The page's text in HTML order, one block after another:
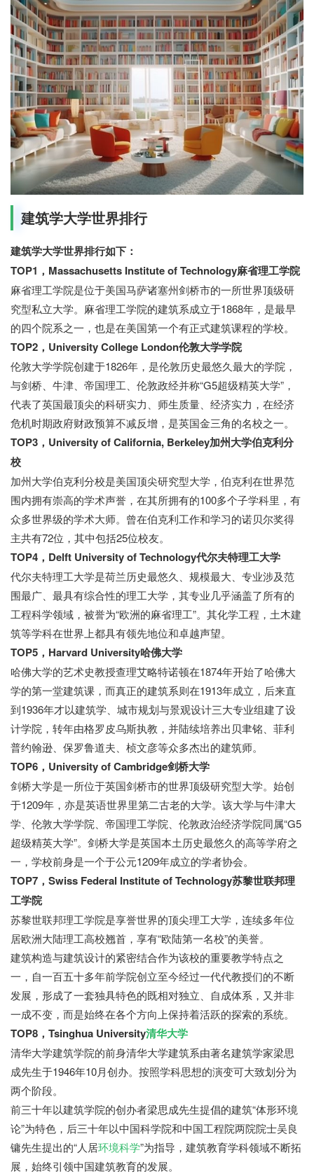
建筑学大学世界排行
建筑学大学世界排行如下：
TOP1，Massachusetts Institute of Technology麻省理工学院
麻省理工学院是位于美国马萨诸塞州剑桥市的一所世界顶级研
究型私立大学。麻省理工学院的建筑系成立于1868年，是最早
的四个院系之一，也是在美国第一个有正式建筑课程的学校。
TOP2，University College London伦敦大学学院
伦敦大学学院创建于1826年，是伦敦历史最悠久最大的学院，
与剑桥、牛津、帝国理工、伦敦政经并称“G5超级精英大学”，
代表了英国最顶尖的科研实力、师生质量、经济实力，在经济
危机时期政府财政预算不减反增，是英国金三角的名校之一。
TOP3，University of California, Berkeley加州大学伯克利分
校
加州大学伯克利分校是美国顶尖研究型大学，伯克利在世界范
围内拥有崇高的学术声誉，在其所拥有的100多个子学科里，有
众多世界级的学术大师。曾在伯克利工作和学习的诺贝尔奖得
主共有72位，其中包括25位校友。
TOP4，Delft University of Technology代尔夫特理工大学
代尔夫特理工大学是荷兰历史最悠久、规模最大、专业涉及范
围最广、最具有综合性的理工大学，其专业几乎涵盖了所有的
工程科学领域，被誉为“欧洲的麻省理工”。其化学工程，土木建
筑等学科在世界上都具有领先地位和卓越声望。
TOP5，Harvard University哈佛大学
哈佛大学的艺术史教授查理艾略特诺顿在1874年开始了哈佛大
学的第一堂建筑课，而真正的建筑系则在1913年成立，后来直
到1936年才以建筑学、城市规划与景观设计三大专业组建了设
计学院，转年由格罗皮乌斯执教，并陆续培养出贝聿铭、菲利
普约翰逊、保罗鲁道夫、桢文彦等众多杰出的建筑师。
TOP6，University of Cambridge剑桥大学
剑桥大学是一所位于英国剑桥市的世界顶级研究型大学。始创
于1209年，亦是英语世界里第二古老的大学。该大学与牛津大
学、伦敦大学学院、帝国理工学院、伦敦政治经济学院同属“G5
超级精英大学”。剑桥大学是英国本土历史最悠久的高等学府之
一，学校前身是一个于公元1209年成立的学者协会。
TOP7，Swiss Federal Institute of Technology苏黎世联邦理
工学院
苏黎世联邦理工学院是享誉世界的顶尖理工大学，连续多年位
居欧洲大陆理工高校翘首，享有“欧陆第一名校”的美誉。
建筑构造与建筑设计的紧密结合作为该校的重要教学特点之
一，自一百五十多年前学院创立至今经过一代代教授们的不断
发展，形成了一套独具特色的既相对独立、自成体系，又并非
一成不变，而是始终在各个方向上保持着活跃的探索的系统。
TOP8，Tsinghua University清华大学
清华大学建筑学院的前身清华大学建筑系由著名建筑学家梁思
成先生于1946年10月创办。按照学科思想的演变可大致划分为
两个阶段。
前三十年以建筑学院的创办者梁思成先生提倡的建筑“体形环境
论”为特色，后三十年以中国科学院和中国工程院两院院士吴良
镛先生提出的“人居环境科学”为指导，建筑教育学科领域不断拓
展，始终引领中国建筑教育的发展。